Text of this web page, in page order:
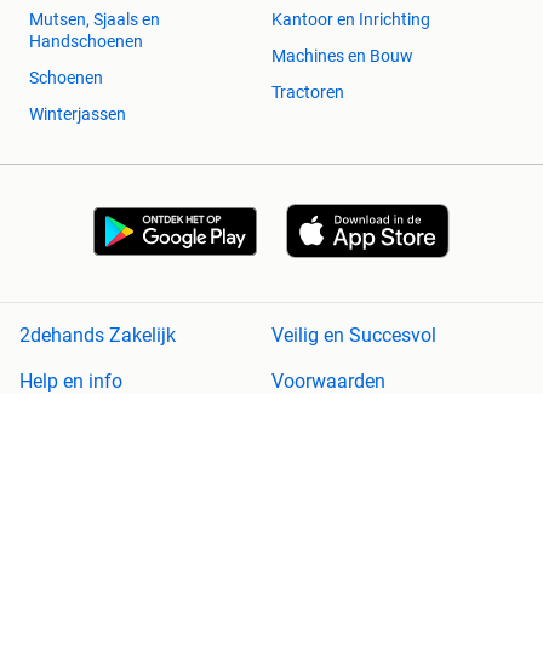
Mutsen, Sjaals en
Handschoenen
Schoenen
Winterjassen
Kantoor en Inrichting
Machines en Bouw
Tractoren
2dehands Zakelijk
Veilig en Succesvol
Help en info
Voorwaarden